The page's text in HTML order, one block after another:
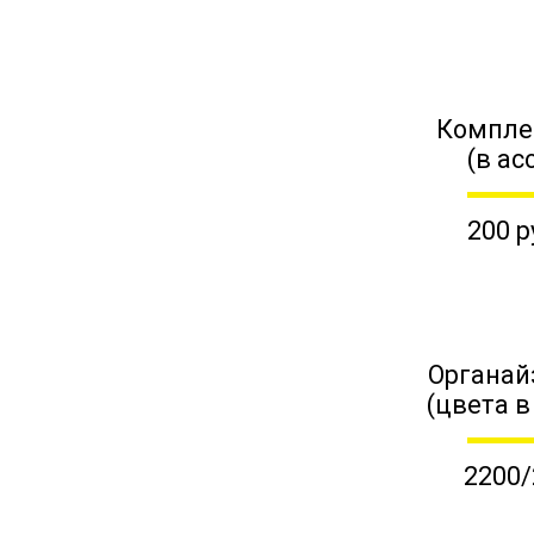
(в
200
(цвета